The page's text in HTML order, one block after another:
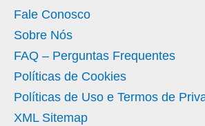
Fale Conosco
Sobre Nós
FAQ – Perguntas Frequentes
Políticas de Cookies
Políticas de Uso e Termos de
XML Sitemap